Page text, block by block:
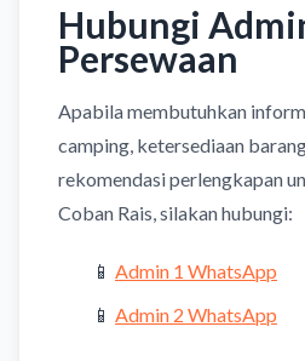
Hubungi
Persewaan
Apabila membutuhkan
camping, ketersediaan
rekomendasi perlengkapan
Coban Rais, silakan hubungi:
📱 Admin 1 WhatsApp
📱 Admin 2 WhatsApp